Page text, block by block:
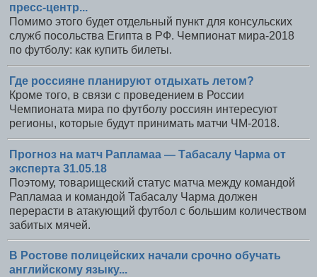
пресс-центр...
Помимо этого будет отдельный пункт для консульских
служб посольства Египта в РФ. Чемпионат мира-2018
по футболу: как купить билеты.
Где россияне планируют отдыхать летом?
Кроме того, в связи с проведением в России
Чемпионата мира по футболу россиян интересуют
регионы, которые будут принимать матчи ЧМ-2018.
Прогноз на матч Рапламаа — Табасалу Чарма от
эксперта 31.05.18
Поэтому, товарищеский статус матча между командой
Рапламаа и командой Табасалу Чарма должен
перерасти в атакующий футбол с большим количеством
забитых мячей.
В Ростове полицейских начали срочно обучать
английскому языку...